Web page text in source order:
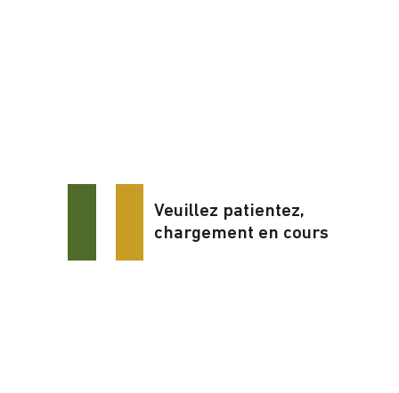
Veuillez patientez,
chargement en cours